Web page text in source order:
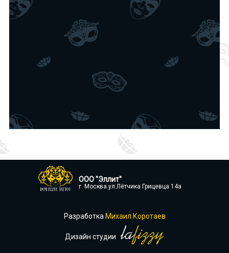
ООО "Эллит"
г. Москва ул.Лётчика Грицевца 14а
Разработка Михаил Коротаев
Дизайн студии